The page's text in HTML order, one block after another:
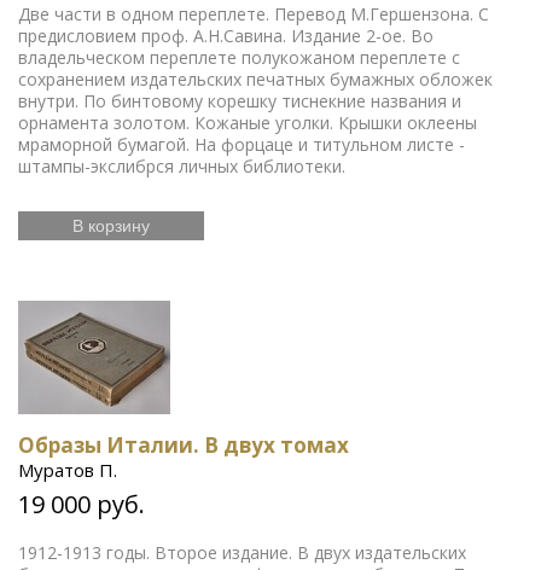
Две части в одном переплете. Перевод М.Гершензона. С
предисловием проф. А.Н.Савина. Издание 2-ое. Во
владельческом переплете полукожаном переплете с
сохранением издательских печатных бумажных обложек
внутри. По бинтовому корешку тиснекние названия и
орнамента золотом. Кожаные уголки. Крышки оклеены
мраморной бумагой. На форцаце и титульном листе -
штампы-экслибрся личных библиотеки.
В корзину
Образы Италии. В двух томах
Муратов П.
19 000 руб.
1912-1913 годы. Второе издание. В двух издательских